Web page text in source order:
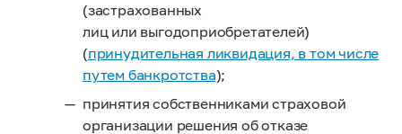
(застрахованных
лиц или выгодоприобретателей)
(принудительная ликвидация, в том числе
путем банкротства);
принятия собственниками страховой
организации решения об отказе